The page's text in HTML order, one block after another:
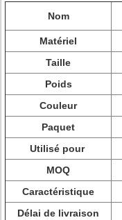
Nom
Matériel
Taille
Poids
Couleur
Paquet
Utilisé pour
MOQ
Caractéristique
Délai de livraison